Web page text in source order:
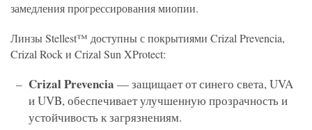
замедления прогрессирования миопии.
Линзы Stellest™ доступны с покрытиями Crizal Prevencia,
Crizal Rock и Crizal Sun XProtect:
Crizal Prevencia — защищает от синего света, UVA
и UVB, обеспечивает улучшенную прозрачность и
устойчивость к загрязнениям.